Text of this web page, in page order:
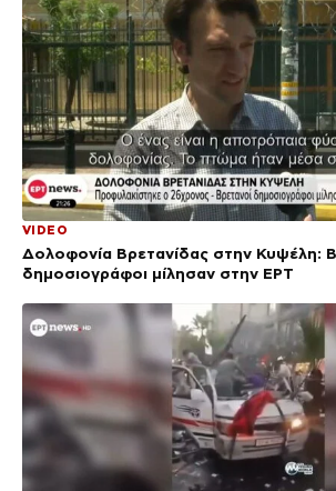
VIDEO
Δολοφονία Βρετανίδας στην Κυψέλη:
δημοσιογράφοι μίλησαν στην ΕΡΤ